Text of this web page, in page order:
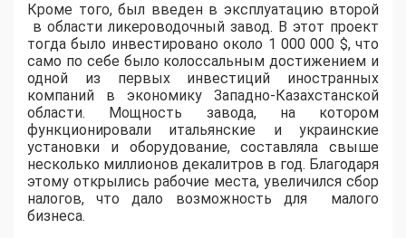
Кроме того, был введен в эксплуатацию второй
в области ликероводочный завод. В этот проект
тогда было инвестировано около 1 000 000 $, что
само по себе было колоссальным достижением и
одной из первых инвестиций иностранных
компаний в экономику Западно-Казахстанской
области. Мощность завода, на котором
функционировали итальянские и украинские
установки и оборудование, составляла свыше
несколько миллионов декалитров в год. Благодаря
этому открылись рабочие места, увеличился сбор
налогов, что дало возможность для малого
бизнеса.